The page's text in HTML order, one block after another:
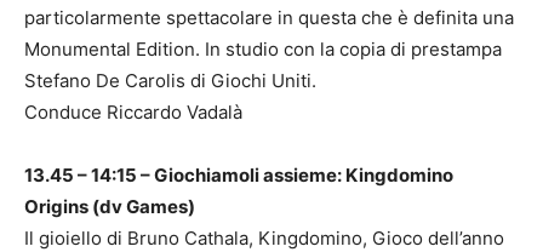
particolarmente spettacolare in questa che è definita una
Monumental Edition. In studio con la copia di prestampa
Stefano De Carolis di Giochi Uniti.
Conduce Riccardo Vadalà
13.45 – 14:15 – Giochiamoli assieme: Kingdomino
Origins (dv Games)
Il gioiello di Bruno Cathala, Kingdomino, Gioco dell’anno